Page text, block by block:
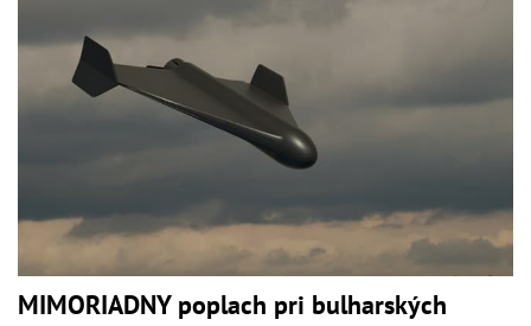
MIMORIADNY poplach pri bulharských